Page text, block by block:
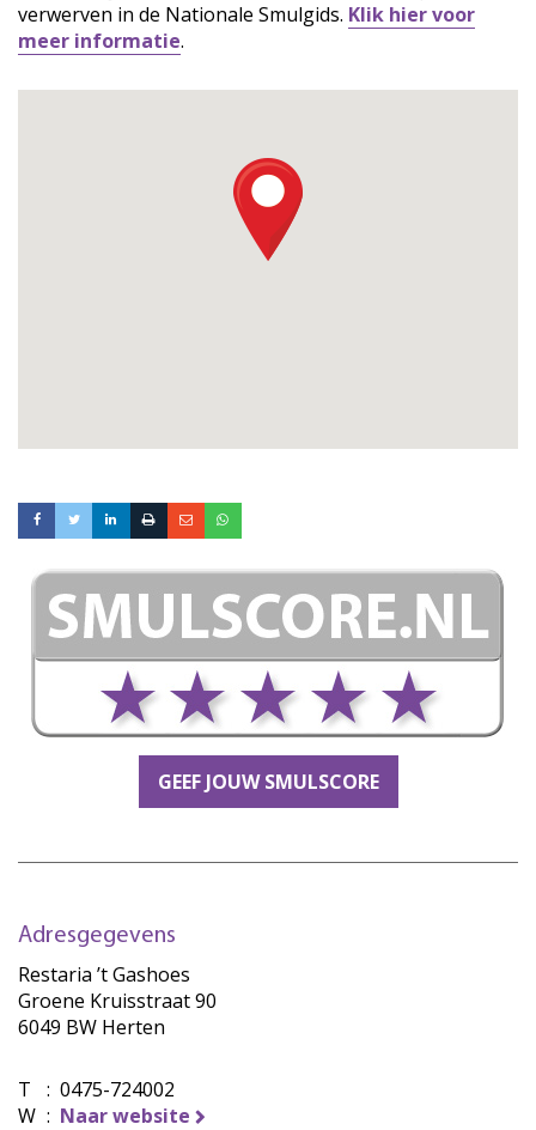
verwerven in de Nationale Smulgids. Klik hier voor
meer informatie.
GEEF JOUW SMULSCORE
Adresgegevens
Restaria ’t Gashoes
Groene Kruisstraat 90
6049 BW Herten
T : 0475-724002
W : Naar website